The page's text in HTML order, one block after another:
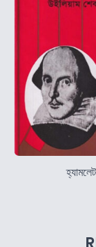
হ্যামলেট